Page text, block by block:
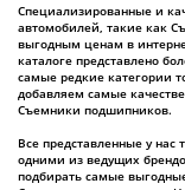
Специализированные и
автомобилей, такие как
выгодным ценам в
каталоге представлено
самые редкие категории
добавляем самые
Съемники подшипников.
Все представленные у
одними из ведущих
подбирать самые